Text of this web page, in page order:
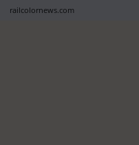
railcolornews.com